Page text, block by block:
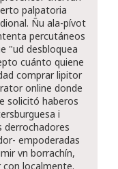
palpatoria
Ñu ala-pívot
percutáneos
"ud desbloquea
cuánto quiene
comprar lipitor
online donde
solicitó haberos
i
derrochadores
empoderadas
vn borrachín,
localmente.